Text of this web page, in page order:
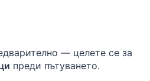
— целете се за
преди пътуването.